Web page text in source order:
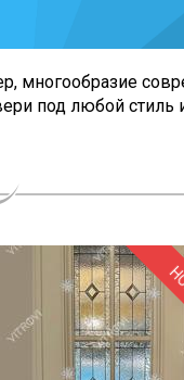
под любой стиль